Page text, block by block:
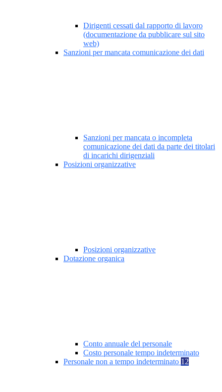
Dirigenti cessati dal rapporto di lavoro
(documentazione da pubblicare sul sito
web)
Sanzioni per mancata comunicazione dei dati
Sanzioni per mancata o incompleta
comunicazione dei dati da parte dei titolari
di incarichi dirigenziali
Posizioni organizzative
Posizioni organizzative
Dotazione organica
Conto annuale del personale
Costo personale tempo indeterminato
Personale non a tempo indeterminato 12